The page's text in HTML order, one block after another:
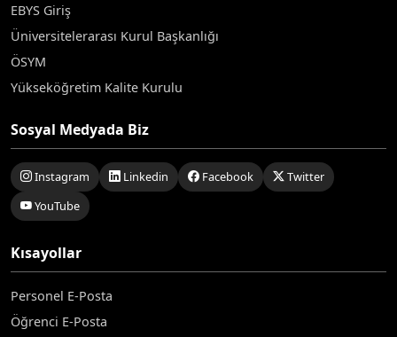
EBYS Giriş
Üniversitelerarası Kurul Başkanlığı
ÖSYM
Yükseköğretim Kalite Kurulu
Sosyal Medyada Biz
Instagram Linkedin Facebook
Twitter
YouTube
Kısayollar
Personel E-Posta
Öğrenci E-Posta